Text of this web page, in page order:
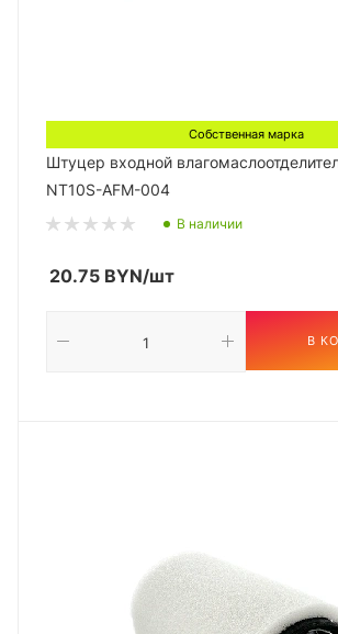
Собственная марка
Штуцер входной
NT10S-AFM-004
В наличии
20.75 BYN/шт
В